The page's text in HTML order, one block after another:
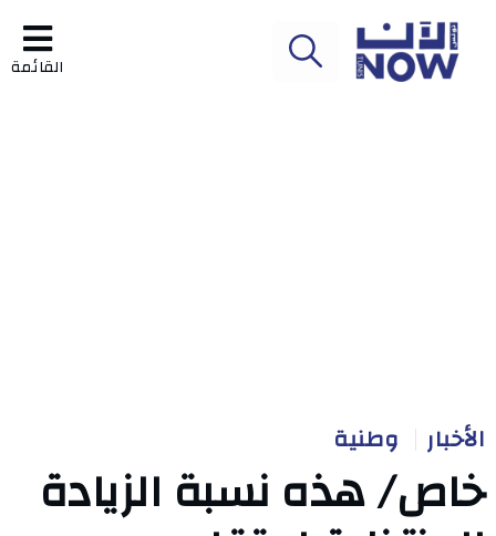
القائمة
الأخبار وطنية
خاص/ هذه نسبة الزيادة